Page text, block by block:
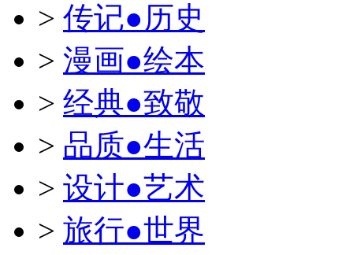
> 传记●历史
> 漫画●绘本
> 经典●致敬
> 品质●生活
> 设计●艺术
> 旅行●世界